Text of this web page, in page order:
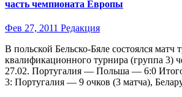
часть чемпионата Европы
Фев 27, 2011 Редакция
В польской Бельско-Бяле состоялся матч
квалификационного турнира (группа 3)
27.02. Португалия — Польша — 6:0
3: Португалия — 9 очков (3 матча),